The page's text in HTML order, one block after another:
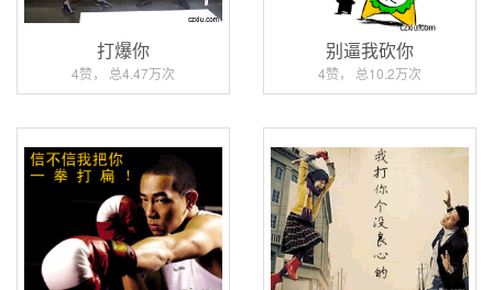
打爆你
4赞， 总4.47万次
别逼我砍你
4赞， 总10.2万次